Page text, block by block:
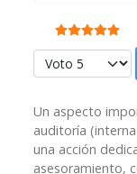
Ratio:5/5
Por favor, vote
Un aspecto
auditoría
una acción
asesoramiento,